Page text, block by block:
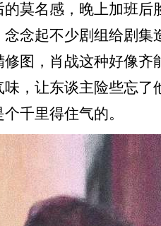
莫名感，晚上加班后
念起不少剧组给剧集
图，肖战这种好像齐
，让东谈主险些忘了
千里得住气的。